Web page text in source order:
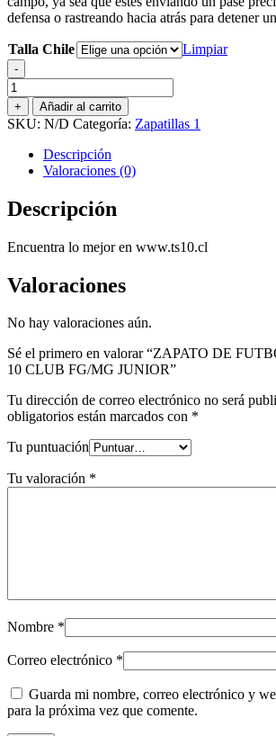
defensa o rastreando hacia atrás para detener
Talla Chile Limpiar
-
ZAPATO
DE
FUTBOL
NIKE
LEGEND
CLUB
FG/MG
JUNIOR
+ Añadir al carrito
SKU: N/D Categoría: Zapatillas 1
Descripción
Valoraciones (0)
Descripción
Encuentra lo mejor en www.ts10.cl
Valoraciones
No hay valoraciones aún.
Sé el primero en valorar “ZAPATO DE
10 CLUB FG/MG JUNIOR”
Tu dirección de correo electrónico no será
obligatorios están marcados con *
Tu puntuación
Tu valoración *
Nombre *
Correo electrónico *
Guarda mi nombre, correo electrónico y
para la próxima vez que comente.